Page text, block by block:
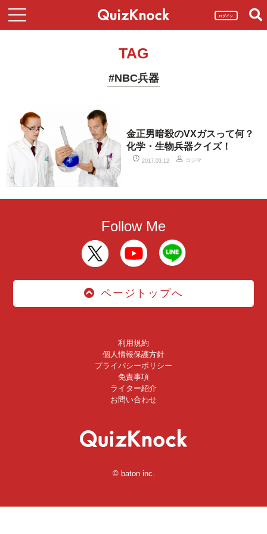
ログイン
TAG
#NBC兵器
金正男暗殺のVXガスって何？
化学・生物兵器クイズ！
2017.03.12 コジマ
Follow Me
ページトップへ
利用規約
個人情報保護方針
プライバシーポリシー
免責事項
ライター紹介
お問い合わせ
© baton inc.